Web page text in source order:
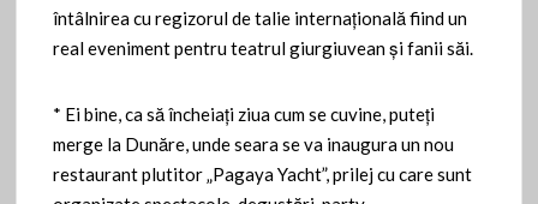
întâlnirea cu regizorul de talie internaţională fiind un
real eveniment pentru teatrul giurgiuvean şi fanii săi.
* Ei bine, ca să încheiaţi ziua cum se cuvine, puteţi
merge la Dunăre, unde seara se va inaugura un nou
restaurant plutitor „Pagaya Yacht”, prilej cu care sunt